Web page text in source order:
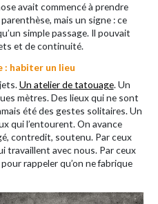
avait commencé à prendre
mais un signe : ce
simple passage. Il pouvait
et de continuité.
habiter un lieu
Un atelier de tatouage. Un
mètres. Des lieux qui ne sont
été des gestes solitaires. Un
qui l’entourent. On avance
contredit, soutenu. Par ceux
travaillent avec nous. Par ceux
rappeler qu’on ne fabrique